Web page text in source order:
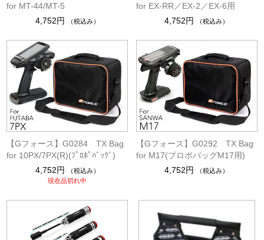
for MT-44/MT-5
4,752円
（税込み）
for EX-RR／EX-2／EX-6用
4,752円
（税込み）
【Gフォース】G0284 TX Bag
for 10PX/7PX(R)(ﾌﾟﾛﾎﾟﾊﾞｯｸﾞ)
4,752円
（税込み）
現在品切れ中
【Gフォース】G0292 TX Bag
for M17(プロポバッグM17用)
4,752円
（税込み）